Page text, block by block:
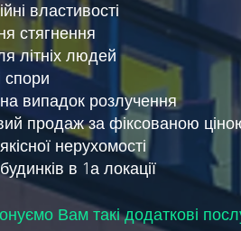
властивості
стягнення
літніх людей
спори
випадок розлучення
продаж за фіксованою
нерухомості
в 1а локації
Вам такі додаткові